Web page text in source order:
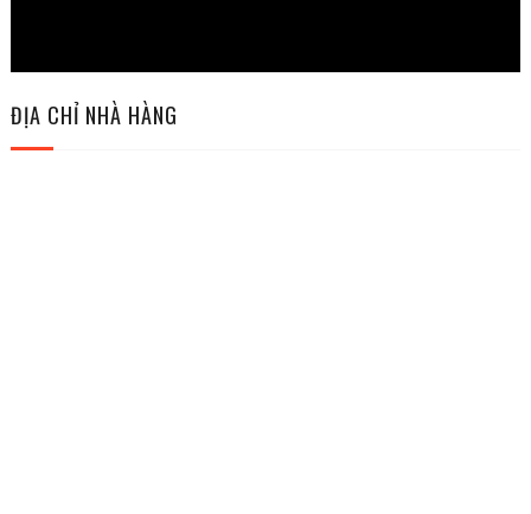
ĐỊA CHỈ NHÀ HÀNG